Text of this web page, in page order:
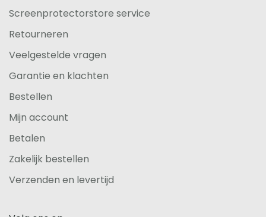
Screenprotectorstore service
Retourneren
Veelgestelde vragen
Garantie en klachten
Bestellen
Mijn account
Betalen
Zakelijk bestellen
Verzenden en levertijd